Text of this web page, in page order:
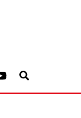
Youtube